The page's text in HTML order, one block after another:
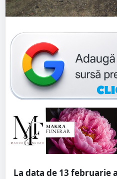
La data de 13 februarie